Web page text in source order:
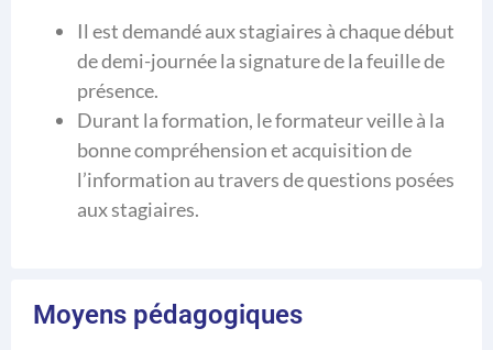
Il est demandé aux stagiaires à chaque début
de demi-journée la signature de la feuille de
présence.
Durant la formation, le formateur veille à la
bonne compréhension et acquisition de
l’information au travers de questions posées
aux stagiaires.
Moyens pédagogiques